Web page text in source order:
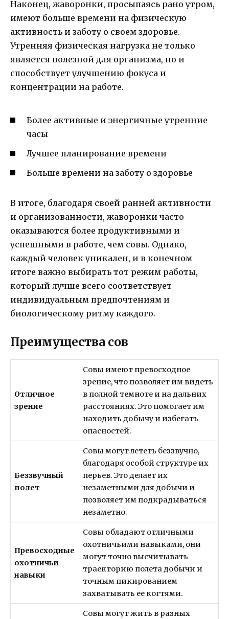
Наконец, жаворонки, просыпаясь рано утром,
имеют больше времени на физическую
активность и заботу о своем здоровье.
Утренняя физическая нагрузка не только
является полезной для организма, но и
способствует улучшению фокуса и
концентрации на работе.
Более активные и энергичные утренние
часы
Лучшее планирование времени
Больше времени на заботу о здоровье
В итоге, благодаря своей ранней активности
и организованности, жаворонки часто
оказываются более продуктивными и
успешными в работе, чем совы. Однако,
каждый человек уникален, и в конечном
итоге важно выбирать тот режим работы,
который лучше всего соответствует
индивидуальным предпочтениям и
биологическому ритму каждого.
Преимущества сов
Отличное
зрение
Совы имеют превосходное
зрение, что позволяет им видеть
в полной темноте и на дальних
расстояниях. Это помогает им
находить добычу и избегать
опасностей.
Беззвучный
полет
Совы могут лететь беззвучно,
благодаря особой структуре их
перьев. Это делает их
незаметными для добычи и
позволяет им подкрадываться
незаметно.
Превосходные
охотничьи
навыки
Совы обладают отличными
охотничьими навыками, они
могут точно высчитывать
траекторию полета добычи и
точным пикированием
захватывать ее когтями.
Совы могут жить в разных